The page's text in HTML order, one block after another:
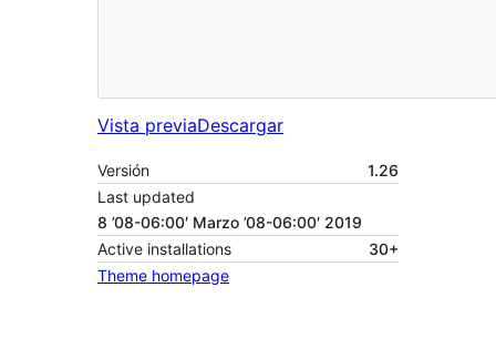
Vista previaDescargar
Versión
1.26
Last updated
8 ’08-06:00′ Marzo ’08-06:00′ 2019
Active installations
30+
Theme homepage